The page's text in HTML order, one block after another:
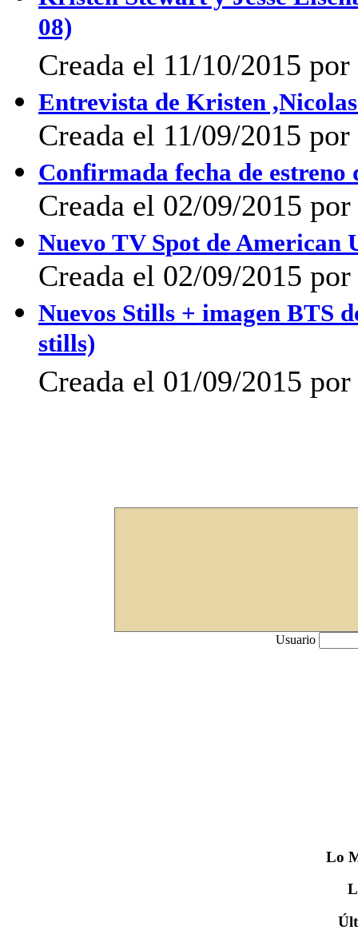
08)
Creada el 11/10/2015
Entrevista de Kristen
Creada el 11/09/2015
Confirmada fecha de
Creada el 02/09/2015
Nuevo TV Spot de American
Creada el 02/09/2015
Nuevos Stills + imagen BTS
stills)
Creada el 01/09/2015
Usuario
Lo